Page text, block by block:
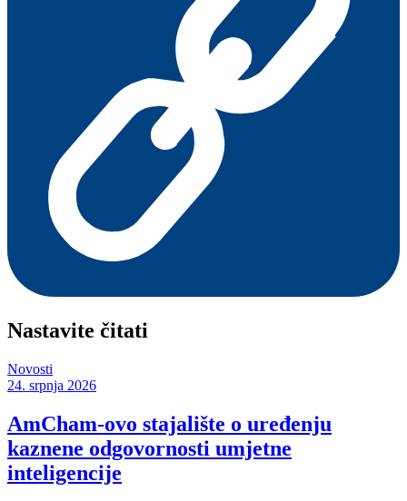
Nastavite čitati
Novosti
24. srpnja 2026
AmCham-ovo stajalište o uređenju
kaznene odgovornosti umjetne
inteligencije